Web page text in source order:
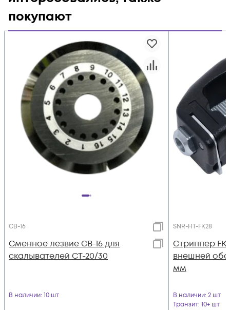
покупают
CB-16
Сменное лезвие CB-16 для
скалывателей CT-20/30
В наличии: 10 шт
SNR-HT-FK28
Стриппер
внешней
мм
В наличии: 2 шт
Транзит: 10+ шт